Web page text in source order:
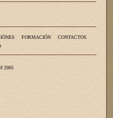
FORMACIÓN
CONTACTOS
2005